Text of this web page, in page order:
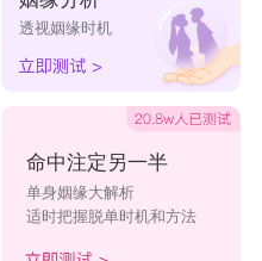
奈何
輕描
箬初
透视姻缘时机
命中注定另一半
单身姻缘大解析
适时把握脱单时机和方法